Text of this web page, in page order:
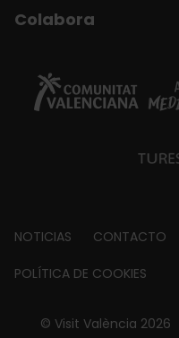
Colabora
Footer
about
NOTICIAS CONTACTO
POLÍTICA DE COOKIES
© Visit València 2026